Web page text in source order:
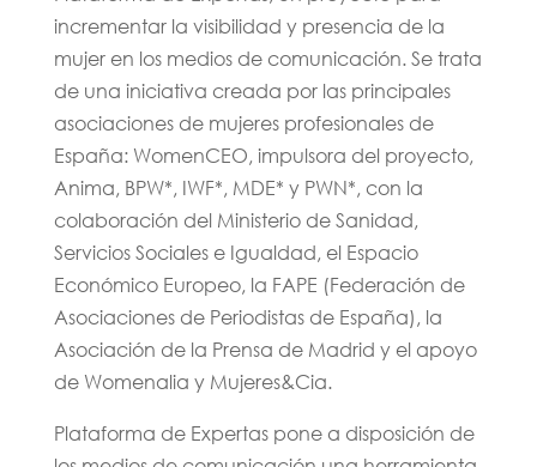
incrementar la visibilidad y presencia de la
mujer en los medios de comunicación. Se trata
de una iniciativa creada por las principales
asociaciones de mujeres profesionales de
España: WomenCEO, impulsora del proyecto,
Anima, BPW*, IWF*, MDE* y PWN*, con la
colaboración del Ministerio de Sanidad,
Servicios Sociales e Igualdad, el Espacio
Económico Europeo, la FAPE (Federación de
Asociaciones de Periodistas de España), la
Asociación de la Prensa de Madrid y el apoyo
de Womenalia y Mujeres&Cia.
Plataforma de Expertas pone a disposición de